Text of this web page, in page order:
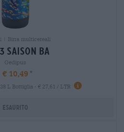
| Birra multicereali
saison ba
Oedipus
€ 10,49
L Bottiglia - € 27,61 / LTR
Esaurito